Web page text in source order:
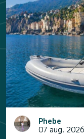
Phebe
07 aug. 2026